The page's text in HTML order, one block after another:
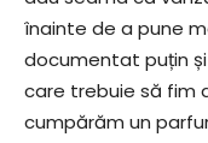
înainte de a pune
documentat puțin
care trebuie să fim
cumpărăm un